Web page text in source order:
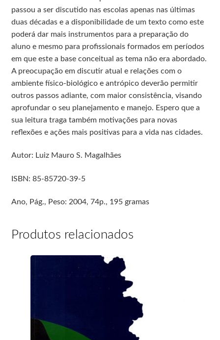
passou a ser discutido nas escolas apenas nas últimas
duas décadas e a disponibilidade de um texto como este
poderá dar mais instrumentos para a preparação do
aluno e mesmo para profissionais formados em períodos
em que este a base conceitual as tema não era abordado.
A preocupação em discutir atual e relações com o
ambiente físico-biológico e antrópico deverão permitir
outros passos adiante, com maior consistência, visando
aprofundar o seu planejamento e manejo. Espero que a
sua leitura traga também motivações para novas
reflexões e ações mais positivas para a vida nas cidades.
Autor: Luiz Mauro S. Magalhães
ISBN: 85-85720-39-5
Ano, Pág., Peso: 2004, 74p., 195 gramas
Produtos relacionados